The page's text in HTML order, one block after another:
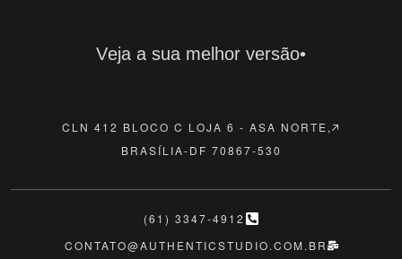
Veja a sua melhor versão•
CLN 412 BLOCO C LOJA 6 - ASA NORTE,
BRASÍLIA-DF 70867-530
(61) 3347-4912
CONTATO@AUTHENTICSTUDIO.COM.BR